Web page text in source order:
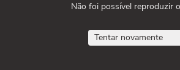
Não foi possível reproduzir
Tentar novamente